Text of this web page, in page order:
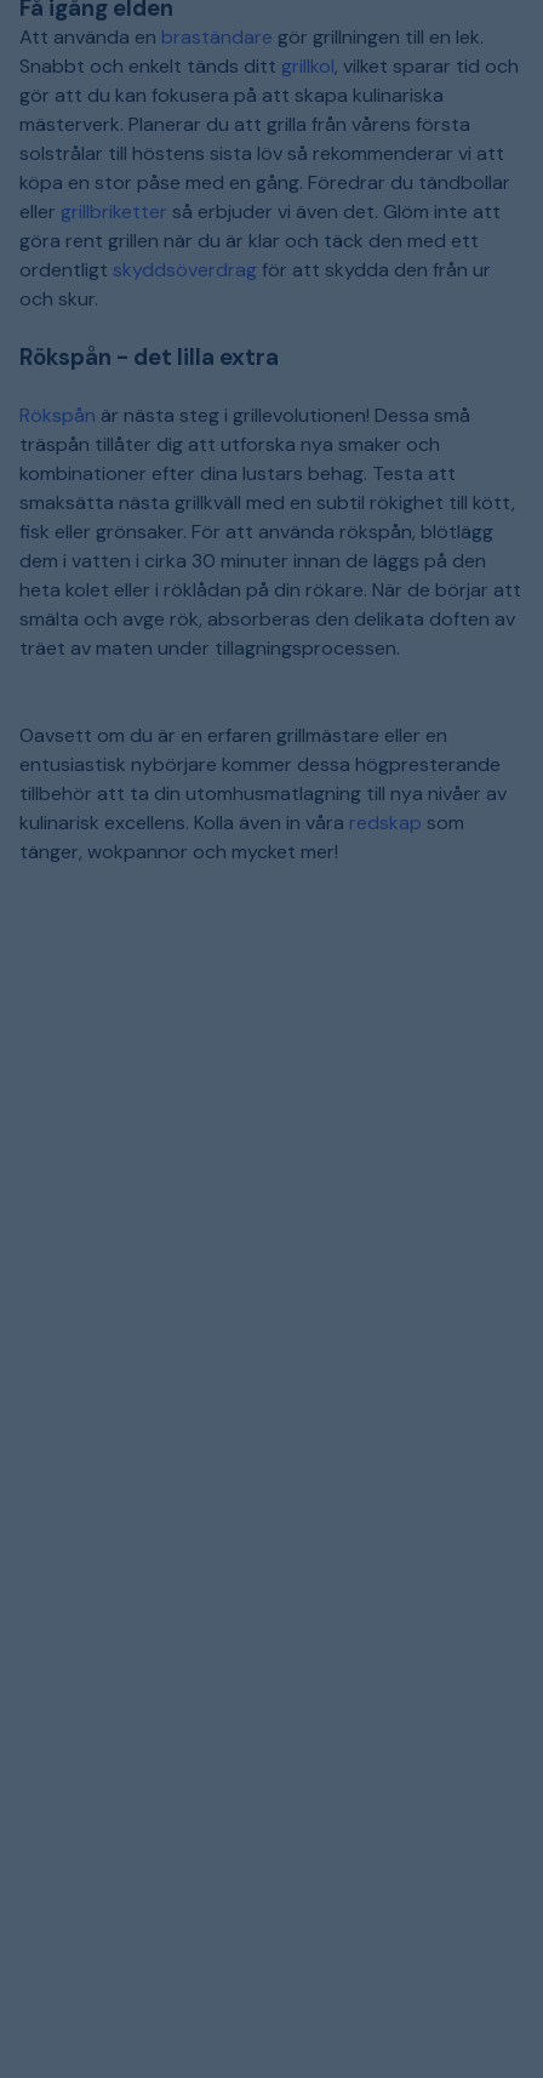
Få igång elden
Att använda en braständare gör grillningen till en lek.
Snabbt och enkelt tänds ditt grillkol, vilket sparar tid och
gör att du kan fokusera på att skapa kulinariska
mästerverk. Planerar du att grilla från vårens första
solstrålar till höstens sista löv så rekommenderar vi att
köpa en stor påse med en gång. Föredrar du tändbollar
eller grillbriketter så erbjuder vi även det. Glöm inte att
göra rent grillen när du är klar och täck den med ett
ordentligt skyddsöverdragför att skydda den från ur
och skur.
Rökspån - det lilla extra
Rökspån är nästa steg i grillevolutionen! Dessa små
träspån tillåter dig att utforska nya smaker och
kombinationer efter dina lustars behag. Testa att
smaksätta nästa grillkväll med en subtil rökighet till kött,
fisk eller grönsaker. För att använda rökspån, blötlägg
dem i vatten i cirka 30 minuter innan de läggs på den
heta kolet eller i röklådan på din rökare. När de börjar att
smälta och avge rök, absorberas den delikata doften av
träet av maten under tillagningsprocessen.
Oavsett om du är en erfaren grillmästare eller en
entusiastisk nybörjare kommer dessa högpresterande
tillbehör att ta din utomhusmatlagning till nya nivåer av
kulinarisk excellens. Kolla även in våra redskap som
tänger, wokpannor och mycket mer!